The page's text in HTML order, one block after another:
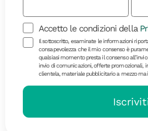
Diari di Viaggio
Saudade brasiliana:
la Chapada
Accetto le condizioni della
Il sottoscritto, esaminate le informazioni
consapevolezza che il mio consenso è
qualsiasi momento presta il consenso
invio di comunicazioni, offerte promozionali,
clientela, materiale pubblicitario a mezzo